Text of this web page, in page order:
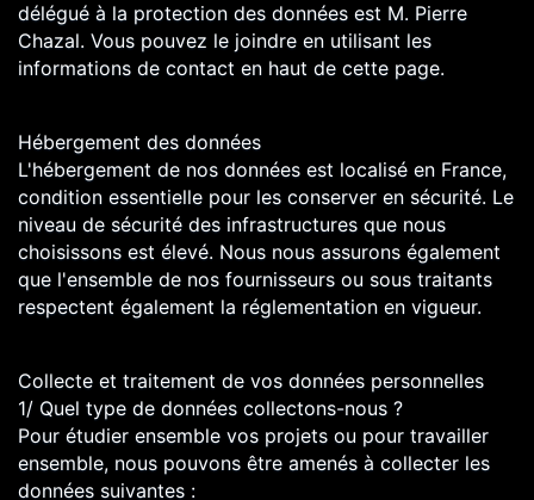
délégué à la protection des données est M. Pierre
Chazal. Vous pouvez le joindre en utilisant les
informations de contact en haut de cette page.
Hébergement des données
L'hébergement de nos données est localisé en France,
condition essentielle pour les conserver en sécurité. Le
niveau de sécurité des infrastructures que nous
choisissons est élevé. Nous nous assurons également
que l'ensemble de nos fournisseurs ou sous traitants
respectent également la réglementation en vigueur.
Collecte et traitement de vos données personnelles
1/ Quel type de données collectons-nous ?
Pour étudier ensemble vos projets ou pour travailler
ensemble, nous pouvons être amenés à collecter les
données suivantes :